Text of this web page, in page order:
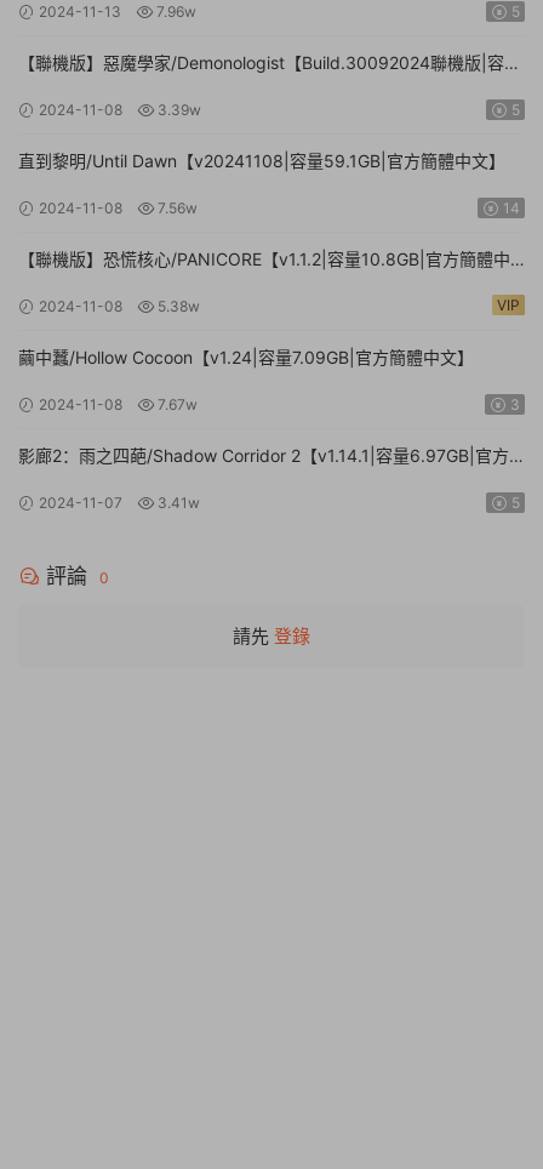
2024-11-13 7.96w 5
【聯機版】惡魔學家/Demonologist【Build.30092024聯機版|容量
2024-11-08 3.39w 5
直到黎明/Until Dawn【v20241108|容量59.1GB|官方簡體中文】
2024-11-08 7.56w 14
【聯機版】恐慌核心/PANICORE【v1.1.2|容量10.8GB|官方簡體中
2024-11-08 5.38w VIP
繭中蠶/Hollow Cocoon【v1.24|容量7.09GB|官方簡體中文】
2024-11-08 7.67w 3
影廊2：雨之四葩/Shadow Corridor 2【v1.14.1|容量6.97GB|官方
2024-11-07 3.41w 5
評論 0
請先 登錄